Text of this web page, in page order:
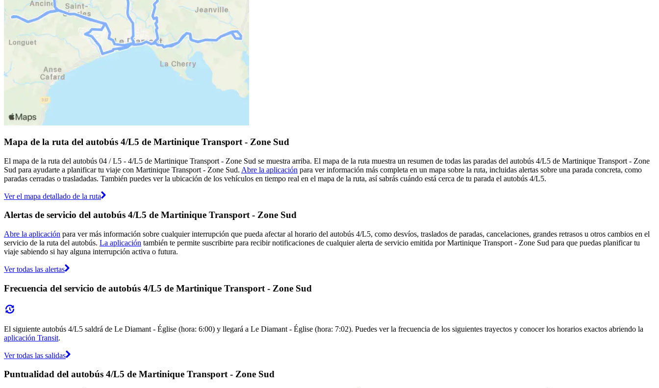
Mapa de la ruta del autobús 4/L5 de Martinique Transport - Zone Sud
El mapa de la ruta del autobús 04 / L5 - 4/L5 de Martinique Transport - Zone Sud se muestra arriba. El mapa de la ruta muestra un resumen de todas las paradas del autobús 4/L5 de Martinique Transport - Zone
Sud para ayudarte a planificar tu viaje con Martinique Transport - Zone Sud. Abre la aplicación para ver información más completa en un mapa sobre la ruta, incluidas alertas sobre una parada concreta, como
paradas cerradas o trasladadas. También puedes ver la ubicación de los vehículos en tiempo real en el mapa de la ruta, así sabrás cuándo está cerca de tu parada el autobús 4/L5.
Ver el mapa detallado de la ruta
Alertas de servicio del autobús 4/L5 de Martinique Transport - Zone Sud
Abre la aplicación para ver más información sobre cualquier interrupción que pueda afectar al horario del autobús 4/L5, como desvíos, traslados de paradas, cancelaciones, grandes retrasos u otros cambios en el
servicio de la ruta del autobús. La aplicación también te permite suscribirte para recibir notificaciones de cualquier alerta de servicio emitida por Martinique Transport - Zone Sud para que puedas planificar tu
viaje sabiendo si hay alguna interrupción activa o futura.
Ver todas las alertas
Frecuencia del servicio de autobús 4/L5 de Martinique Transport - Zone Sud
El siguiente autobús 4/L5 saldrá de Le Diamant - Église (hora: 6:00) y llegará a Le Diamant - Église (hora: 7:02). Puedes ver la frecuencia de los siguientes trayectos y conocer los horarios exactos abriendo la
aplicación Transit.
Ver todas las salidas
Puntualidad del autobús 4/L5 de Martinique Transport - Zone Sud